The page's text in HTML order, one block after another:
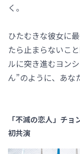
く。
ひたむきな彼女に
たら止まらないこ
ルに突き進むヨン
ん”のように、あな
「不滅の恋人」チ
初共演